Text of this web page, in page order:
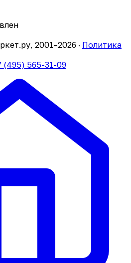
2001–2026 · Политика
(495) 565-31-09